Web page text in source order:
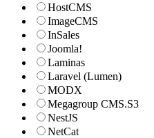
HostCMS
ImageCMS
InSales
Joomla!
Laminas
Laravel (Lumen)
MODX
Megagroup CMS.S3
NestJS
NetCat